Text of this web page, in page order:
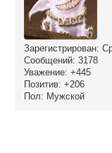
Зарегистрирован:
Сообщений: 3178
Уважение: +445
Позитив: +206
Пол: Мужской